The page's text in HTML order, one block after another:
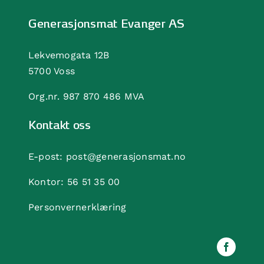
Generasjonsmat Evanger AS
Lekvemogata 12B
5700 Voss
Org.nr. 987 870 486 MVA
Kontakt oss
E-post: post@generasjonsmat.no
Kontor: 56 51 35 00
Personvernerklæring